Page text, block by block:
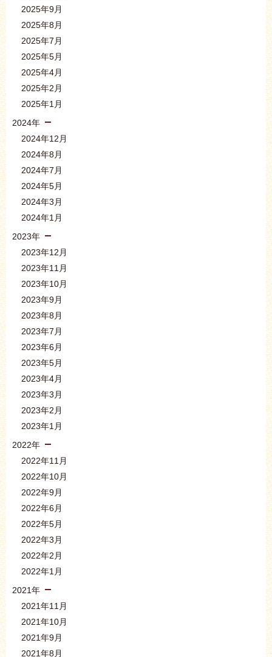
2025年9月
2025年8月
2025年7月
2025年5月
2025年4月
2025年2月
2025年1月
2024年
2024年12月
2024年8月
2024年7月
2024年5月
2024年3月
2024年1月
2023年
2023年12月
2023年11月
2023年10月
2023年9月
2023年8月
2023年7月
2023年6月
2023年5月
2023年4月
2023年3月
2023年2月
2023年1月
2022年
2022年11月
2022年10月
2022年9月
2022年6月
2022年5月
2022年3月
2022年2月
2022年1月
2021年
2021年11月
2021年10月
2021年9月
2021年8月